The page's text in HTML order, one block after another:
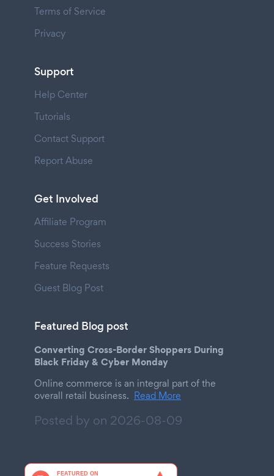
Terms of Service
Privacy
Support
Help Center
Tutorials
Contact Support
Report Abuse
Get Involved
Affiliate Program
Success Stories
Feature Requests
Guest Blog Post
Featured Blog post
Converting Cross-Border Shoppers During
Black Friday & Cyber Monday
Online commerce is an integral part of the
overall retail business. Read More
Posted by on 2026-08-09